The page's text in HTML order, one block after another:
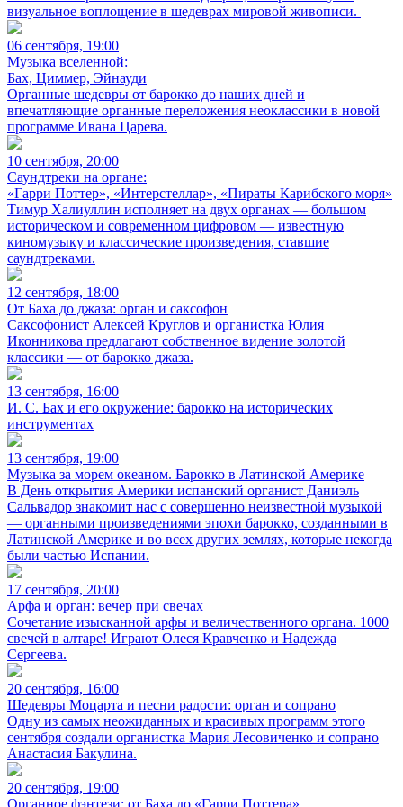
визуальное воплощение в шедеврах мировой живописи.
06 сентября, 19:00
Музыка вселенной:
Бах, Циммер, Эйнауди
Органные шедевры от барокко до наших дней и
впечатляющие органные переложения неоклассики в новой
программе Ивана Царева.
10 сентября, 20:00
Саундтреки на органе:
«Гарри Поттер», «Интерстеллар», «Пираты Карибского моря»
Тимур Халиуллин исполняет на двух органах — большом
историческом и современном цифровом — известную
киномузыку и классические произведения, ставшие
саундтреками.
12 сентября, 18:00
От Баха до джаза: орган и саксофон
Саксофонист Алексей Круглов и органистка Юлия
Иконникова предлагают собственное видение золотой
классики — от барокко джаза.
13 сентября, 16:00
И. С. Бах и его окружение: барокко на исторических
инструментах
13 сентября, 19:00
Музыка за морем океаном. Барокко в Латинской Америке
В День открытия Америки испанский органист Даниэль
Сальвадор знакомит нас с совершенно неизвестной музыкой
— органными произведениями эпохи барокко, созданными в
Латинской Америке и во всех других землях, которые некогда
были частью Испании.
17 сентября, 20:00
Арфа и орган: вечер при свечах
Сочетание изысканной арфы и величественного органа. 1000
свечей в алтаре! Играют Олеся Кравченко и Надежда
Сергеева.
20 сентября, 16:00
Шедевры Моцарта и песни радости: орган и сопрано
Одну из самых неожиданных и красивых программ этого
сентября создали органистка Мария Лесовиченко и сопрано
Анастасия Бакулина.
20 сентября, 19:00
Органное фэнтези: от Баха до «Гарри Поттера»